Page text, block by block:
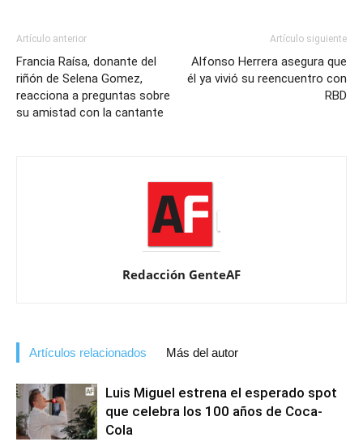
Artículo anterior
Francia Raísa, donante del
riñón de Selena Gomez,
reacciona a preguntas sobre
su amistad con la cantante
Artículo siguiente
Alfonso Herrera asegura que
él ya vivió su reencuentro con
RBD
Redacción GenteAF
Artículos relacionados Más del autor
Luis Miguel estrena el esperado spot
que celebra los 100 años de Coca-
Cola